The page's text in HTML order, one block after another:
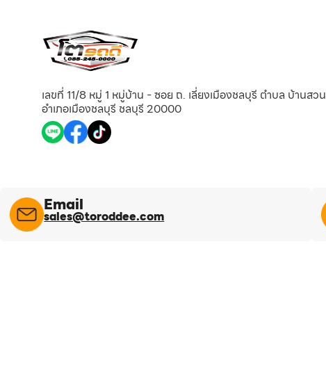
เลขที่ 11/8 หมู่ 1 หมู่บ้าน - ซอย ถ. เลี่ยงเมืองชลบุรี ตำบล บ้านสวน
อำเภอเมืองชลบุรี ชลบุรี 20000
Email
sales@toroddee.com